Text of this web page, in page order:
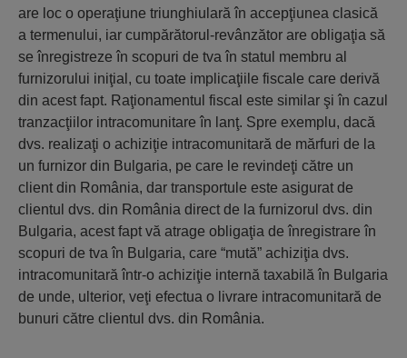
are loc o operaţiune triunghiulară în accepţiunea clasică
a termenului, iar cumpărătorul-revânzător are obligaţia să
se înregistreze în scopuri de tva în statul membru al
furnizorului iniţial, cu toate implicaţiile fiscale care derivă
din acest fapt. Raţionamentul fiscal este similar şi în cazul
tranzacţiilor intracomunitare în lanţ. Spre exemplu, dacă
dvs. realizaţi o achiziţie intracomunitară de mărfuri de la
un furnizor din Bulgaria, pe care le revindeţi către un
client din România, dar transportule este asigurat de
clientul dvs. din România direct de la furnizorul dvs. din
Bulgaria, acest fapt vă atrage obligaţia de înregistrare în
scopuri de tva în Bulgaria, care “mută” achiziţia dvs.
intracomunitară într-o achiziţie internă taxabilă în Bulgaria
de unde, ulterior, veţi efectua o livrare intracomunitară de
bunuri către clientul dvs. din România.